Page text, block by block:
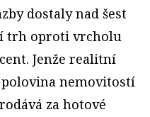
dostaly nad šest
trh oproti vrcholu
Jenže realitní
nemovitostí
za hotové